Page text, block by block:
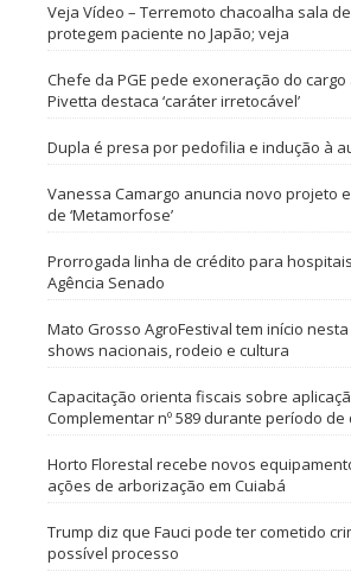
Veja Vídeo – Terremoto chacoalha sala
protegem paciente no Japão; veja
Chefe da PGE pede exoneração do
Pivetta destaca ‘caráter irretocável’
Dupla é presa por pedofilia e indução à
Vanessa Camargo anuncia novo projeto
de ‘Metamorfose’
Prorrogada linha de crédito para
Agência Senado
Mato Grosso AgroFestival tem início
shows nacionais, rodeio e cultura
Capacitação orienta fiscais sobre
Complementar nº 589 durante período
Horto Florestal recebe novos
ações de arborização em Cuiabá
Trump diz que Fauci pode ter cometido
possível processo